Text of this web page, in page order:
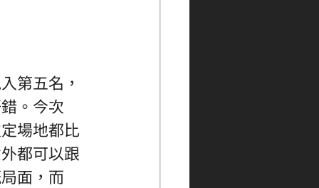
第五名，
。今次
場地都比
都可以跟
面，而